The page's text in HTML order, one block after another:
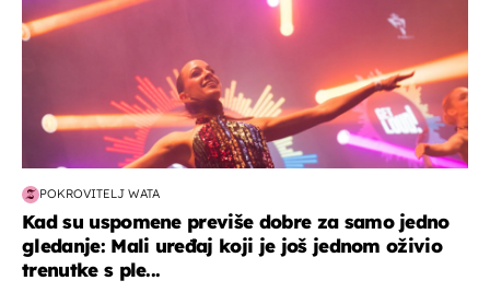
POKROVITELJ WATA
Kad su uspomene previše dobre za samo jedno
gledanje: Mali uređaj koji je još jednom oživio
trenutke s ple...